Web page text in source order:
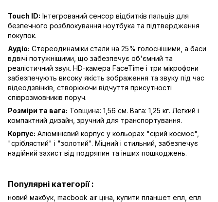
Touch ID: Інтегрований сенсор відбитків пальців для
безпечного розблокування ноутбука та підтвердження
покупок.
Аудіо: Стереодинаміки стали на 25% голоснішими, а баси
вдвічі потужнішими, що забезпечує об'ємний та
реалістичний звук. HD-камера FaceTime і три мікрофони
забезпечують високу якість зображення та звуку під час
відеодзвінків, створюючи відчуття присутності
співрозмовників поруч.
Розміри та вага: Товщина: 1,56 см. Вага: 1,25 кг. Легкий і
компактний дизайн, зручний для транспортування.
Корпус: Алюмінієвий корпус у кольорах "сірий космос",
"сріблястий" і "золотий". Міцний і стильний, забезпечує
надійний захист від подряпин та інших пошкоджень.
Популярні категорії :
новий макбук, macbook air ціна, купити планшет епл, епл